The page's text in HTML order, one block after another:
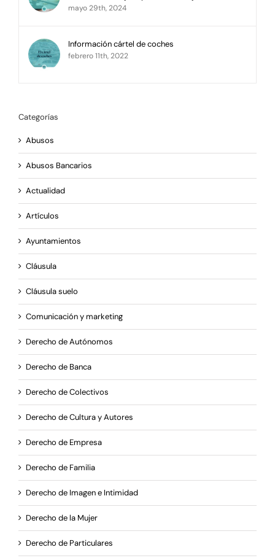
mayo 29th, 2024
Información cártel de coches
febrero 11th, 2022
Categorías
Abusos
Abusos Bancarios
Actualidad
Artículos
Ayuntamientos
Cláusula
Cláusula suelo
Comunicación y marketing
Derecho de Autónomos
Derecho de Banca
Derecho de Colectivos
Derecho de Cultura y Autores
Derecho de Empresa
Derecho de Familia
Derecho de Imagen e Intimidad
Derecho de la Mujer
Derecho de Particulares